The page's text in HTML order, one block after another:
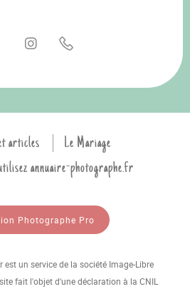
articles
Le Mariage
annuaire-photographe.fr
Photographe Pro
un service de la société Image-Libre
fait l'objet d'une déclaration à la CNIL